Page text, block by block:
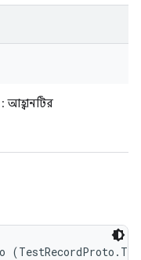
: আহ্বানটির